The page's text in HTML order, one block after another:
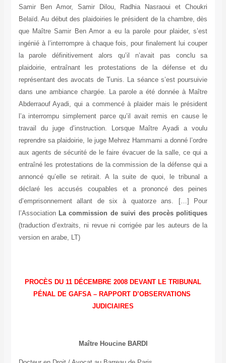
Samir Ben Amor, Samir Dilou, Radhia Nasraoui et Choukri
Belaïd. Au début des plaidoiries le président de la chambre, dès
que Maître Samir Ben Amor a eu la parole pour plaider, s’est
ingénié à l’interrompre à chaque fois, pour finalement lui couper
la parole définitivement alors qu’il n’avait pas conclu sa
plaidoirie, entraînant les protestations de la défense et du
représentant des avocats de Tunis. La séance s’est poursuivie
dans une ambiance chargée. La parole a été donnée à Maître
Abderraouf Ayadi, qui a commencé à plaider mais le président
l’a interrompu simplement parce qu’il avait remis en cause le
travail du juge d’instruction. Lorsque Maître Ayadi a voulu
reprendre sa plaidoirie, le juge Mehrez Hammami a donné l’ordre
aux agents de sécurité de le faire évacuer de la salle, ce qui a
entraîné les protestations de la commission de la défense qui a
annoncé qu’elle se retirait. A la suite de quoi, le tribunal a
déclaré les accusés coupables et a prononcé des peines
d’emprisonnement allant de six à quatorze ans. […] Pour
l’Association La commission de suivi des procès politiques
(traduction d’extraits, ni revue ni corrigée par les auteurs de la
version en arabe, LT)
PROCÈS DU 11 DÉCEMBRE 2008 DEVANT LE TRIBUNAL
PÉNAL DE GAFSA – RAPPORT D’OBSERVATIONS
JUDICIAIRES
Maître Houcine BARDI